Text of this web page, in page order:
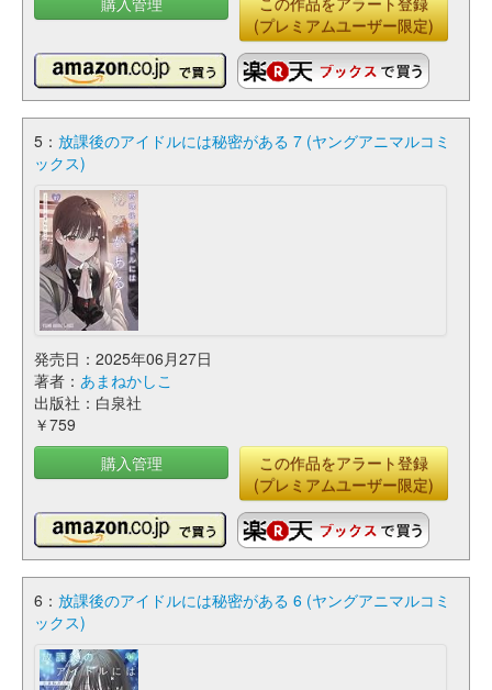
(プレミアムユーザー限定)
5： 放課後のアイドルには秘密がある 7 (ヤングアニマルコミ
ックス)
発売日：2025年06月27日
著者： あまねかしこ
出版社：白泉社
￥759
購入管理
この作品をアラート登録
(プレミアムユーザー限定)
6： 放課後のアイドルには秘密がある 6 (ヤングアニマルコミ
ックス)